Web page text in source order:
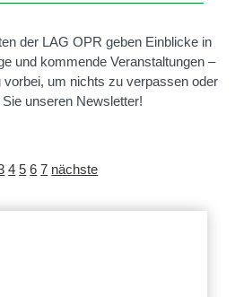
der LAG OPR geben Einblicke in
und kommende Veranstaltungen –
um nichts zu verpassen oder
unseren Newsletter!
4 5 6 7 nächste